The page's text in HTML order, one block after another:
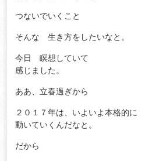
つないでいくこと
そんな 生き方をしたいなと。
今日 瞑想していて
感じました。
ああ、立春過ぎから
２０１７年は、いよいよ本格的に
動いていくんだなと。
だから